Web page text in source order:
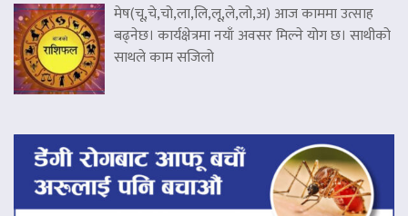
मेष(चू,चे,चो,ला,लि,लू,ले,लो,अ) आज काममा उत्साह
बढ्नेछ। कार्यक्षेत्रमा नयाँ अवसर मिल्ने योग छ। साथीको
साथले काम सजिलो